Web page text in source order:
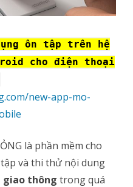
mềm
TẬP
PHỎNG
bản
v1.2.2
ôn tập trên hệ
cho điện thoại
new-app-mo-
là phần mềm cho
và thi thử nội dung
giao thông trong quá